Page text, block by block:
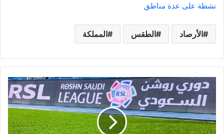
نشطة على عدة مناطق
الأرصاد الطقس المملكة
انطلاقة
نارية
لـ
دوري
روشن..